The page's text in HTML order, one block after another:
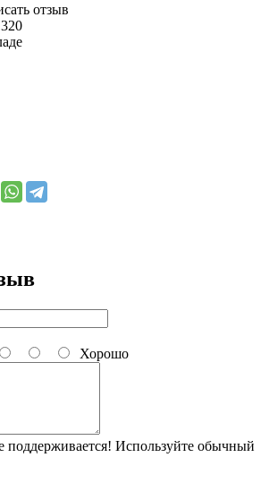
отзыв
Хорошо
поддерживается! Используйте обычный